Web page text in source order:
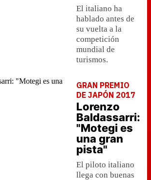
El italiano ha
hablado antes de
su vuelta a la
competición
mundial de
turismos.
GRAN PREMIO
DE JAPÓN 2017
Lorenzo
Baldassarri:
"Motegi es
una gran
pista"
El piloto italiano
llega con buenas